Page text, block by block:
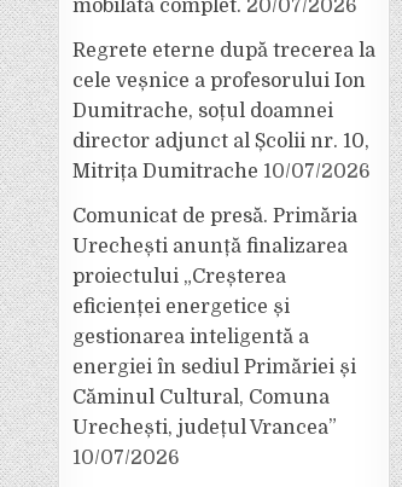
mobilată complet. 20/07/2026
Regrete eterne după trecerea la
cele veșnice a profesorului Ion
Dumitrache, soțul doamnei
director adjunct al Școlii nr. 10,
Mitrița Dumitrache 10/07/2026
Comunicat de presă. Primăria
Urechești anunță finalizarea
proiectului „Creșterea
eficienței energetice și
gestionarea inteligentă a
energiei în sediul Primăriei și
Căminul Cultural, Comuna
Urechești, județul Vrancea”
10/07/2026